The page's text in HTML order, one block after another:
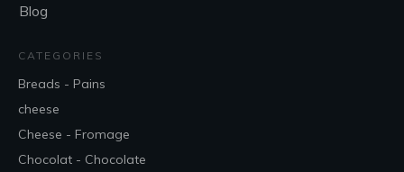
Blog
CATEGORIES
Breads - Pains
cheese
Cheese - Fromage
Chocolat - Chocolate